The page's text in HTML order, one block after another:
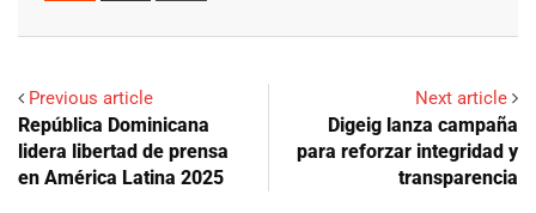
Previous article
República Dominicana
lidera libertad de prensa
en América Latina 2025
Next article
Digeig lanza campaña
para reforzar integridad y
transparencia